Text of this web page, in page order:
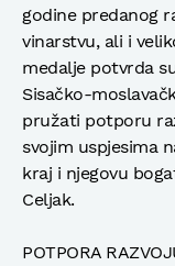
godine predanog
vinarstvu, ali i
medalje potvrda
Sisačko-
pružati potporu
svojim uspjesima
kraj i njegovu
Celjak.
POTPORA